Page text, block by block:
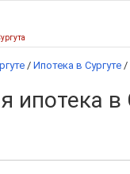
/ Ипотека в Сургуте /
ипотека в